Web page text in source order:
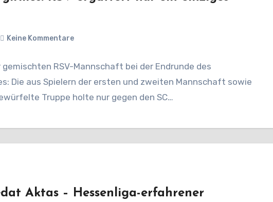
Keine Kommentare
RSV-Mannschaft bei der Endrunde des
Die aus Spielern der ersten und zweiten Mannschaft sowie
Truppe holte nur gegen den SC…
Aktas – Hessenliga-erfahrener